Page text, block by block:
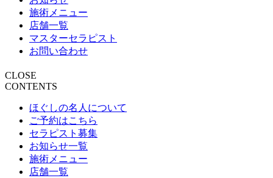
施術メニュー
店舗一覧
マスターセラピスト
お問い合わせ
CLOSE
CONTENTS
ほぐしの名人について
ご予約はこちら
セラピスト募集
お知らせ一覧
施術メニュー
店舗一覧